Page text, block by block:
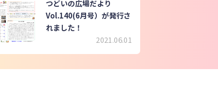
つどいの広場だより
Vol.140(6月号）が発行さ
れました！
2021.06.01